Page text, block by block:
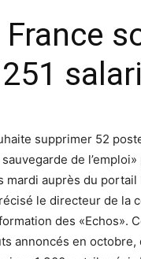
France
supprimer 52
de
mardi auprès du
le directeur de la
des «Echos».
annoncés en